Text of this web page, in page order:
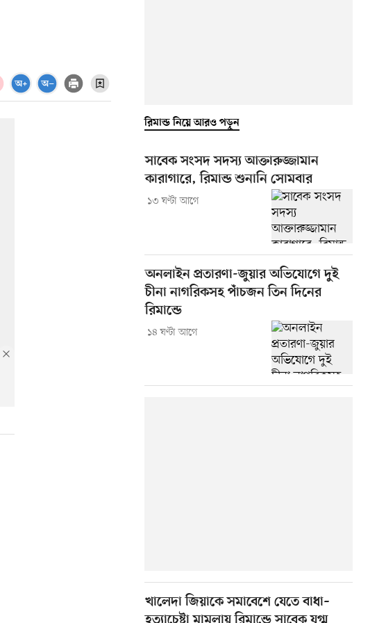
রিমান্ড নিয়ে আরও পড়ুন
সাবেক সংসদ সদস্য আক্তারুজ্জামান
কারাগারে, রিমান্ড শুনানি সোমবার
১৩ ঘণ্টা আগে
অনলাইন প্রতারণা-জুয়ার অভিযোগে দুই
চীনা নাগরিকসহ পাঁচজন তিন দিনের
রিমান্ডে
১৪ ঘণ্টা আগে
খালেদা জিয়াকে সমাবেশে যেতে বাধা–